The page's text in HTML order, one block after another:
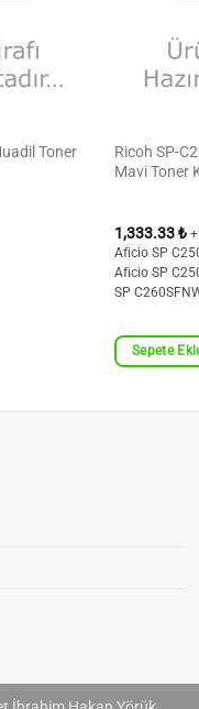
Toner
Ricoh SP-
Mavi Toner
1,333.33₺
Aficio SP
Aficio SP
SP
Sepete